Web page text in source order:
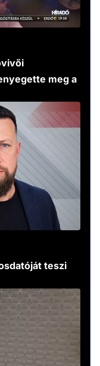
meg a
teszi